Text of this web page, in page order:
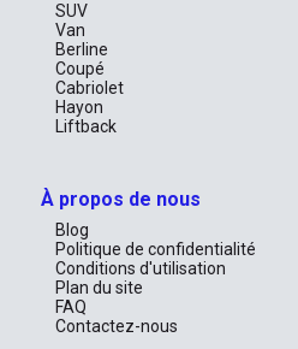
SUV
Van
Berline
Coupé
Cabriolet
Hayon
Liftback
À propos de nous
Blog
Politique de confidentialité
Conditions d'utilisation
Plan du site
FAQ
Contactez-nous